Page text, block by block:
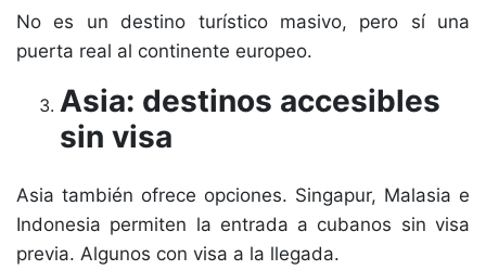
No es un destino turístico masivo, pero sí una
puerta real al continente europeo.
Asia: destinos accesibles
sin visa
Asia también ofrece opciones. Singapur, Malasia e
Indonesia permiten la entrada a cubanos sin visa
previa. Algunos con visa a la llegada.